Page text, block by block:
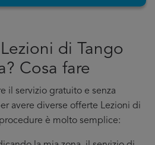
di Tango
Cosa fare
il servizio gratuito e senza
avere diverse offerte Lezioni di
procedure è molto semplice: